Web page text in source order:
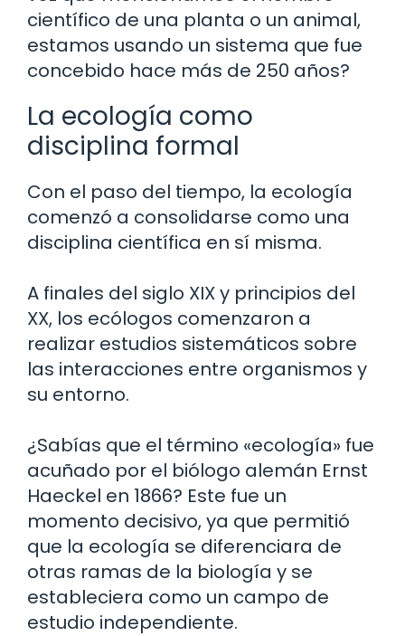
científico de una planta o un animal,
estamos usando un sistema que fue
concebido hace más de 250 años?
La ecología como
disciplina formal
Con el paso del tiempo, la ecología
comenzó a consolidarse como una
disciplina científica en sí misma.
A finales del siglo XIX y principios del
XX, los ecólogos comenzaron a
realizar estudios sistemáticos sobre
las interacciones entre organismos y
su entorno.
¿Sabías que el término «ecología» fue
acuñado por el biólogo alemán Ernst
Haeckel en 1866? Este fue un
momento decisivo, ya que permitió
que la ecología se diferenciara de
otras ramas de la biología y se
estableciera como un campo de
estudio independiente.